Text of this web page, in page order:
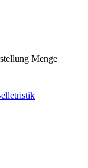
Menge